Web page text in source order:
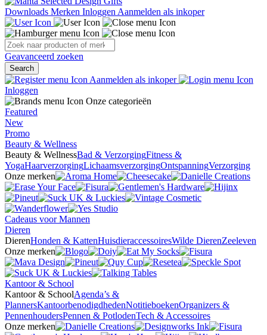
Downloads Merken InloggenAanmelden als inkoper
Geavanceerd zoeken
Search
Aanmelden als inkoper
Inloggen
Onze categorieën
Featured
New
Promo
Beauty & Wellness
Beauty & WellnessBad & VerzorgingFitness &
YogaHaarverzorgingLichaamsverzorgingOntspanningVerzorging
Onze merken
Cadeaus voor Mannen
Dieren
DierenHonden & KattenHuisdieraccessoiresWilde DierenZeeleven
Onze merken
Kantoor & School
Kantoor & SchoolAgenda’s &
PlannersKantoorbenodigdhedenNotitieboekenOrganizers &
PennenhoudersPennen & PotlodenTech & Accessoires
Onze merken